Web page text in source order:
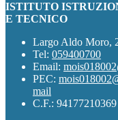
ISTITUTO
E TECNICO
Largo Aldo Moro,
Tel: 059400700
Email:
PEC:
mail
C.F.: 94177210369